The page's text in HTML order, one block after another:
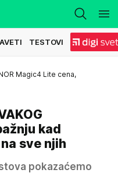
TESTOVI
Magic4 Lite cena,
kad
sve njih
pokazaćemo